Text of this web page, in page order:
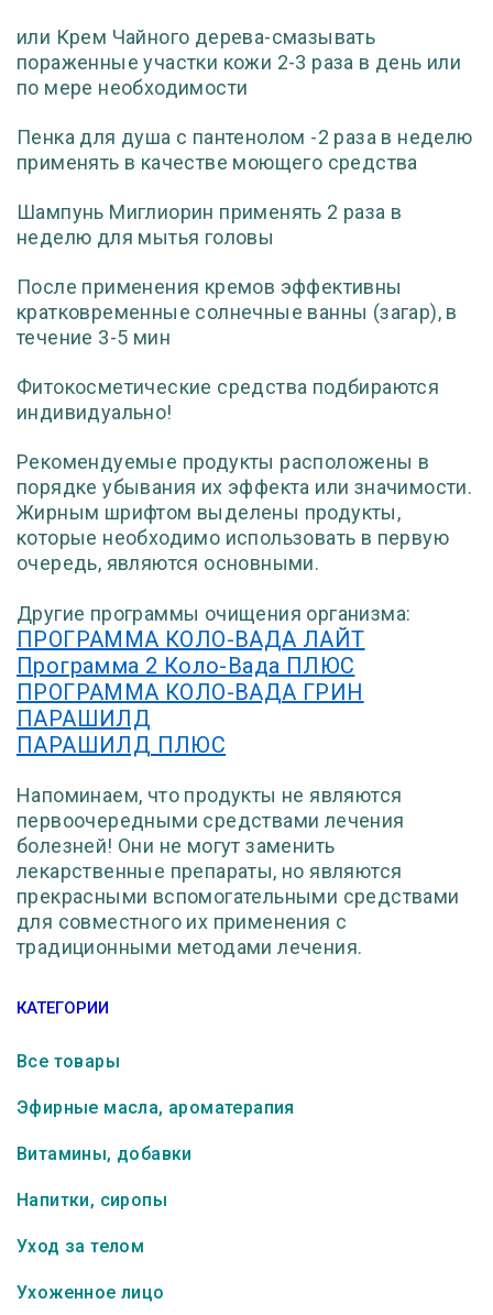
или Крем Чайного дерева-смазывать
пораженные участки кожи 2-3 раза в день или
по мере необходимости
Пенка для душа с пантенолом -2 раза в неделю
применять в качестве моющего средства
Шампунь Миглиорин применять 2 раза в
неделю для мытья головы
После применения кремов эффективны
кратковременные солнечные ванны (загар), в
течение 3-5 мин
Фитокосметические средства подбираются
индивидуально!
Рекомендуемые продукты расположены в
порядке убывания их эффекта или значимости.
Жирным шрифтом выделены продукты,
которые необходимо использовать в первую
очередь, являются основными.
Другие программы очищения организма:
ПРОГРАММА КОЛО-ВАДА ЛАЙТ
Программа 2 Коло-Вада ПЛЮС
ПРОГРАММА КОЛО-ВАДА ГРИН
ПАРАШИЛД
ПАРАШИЛД ПЛЮС
Напоминаем, что продукты не являются
первоочередными средствами лечения
болезней! Они не могут заменить
лекарственные препараты, но являются
прекрасными вспомогательными средствами
для совместного их применения с
традиционными методами лечения.
КАТЕГОРИИ
Все товары
Эфирные масла, ароматерапия
Витамины, добавки
Напитки, сиропы
Уход за телом
Ухоженное лицо